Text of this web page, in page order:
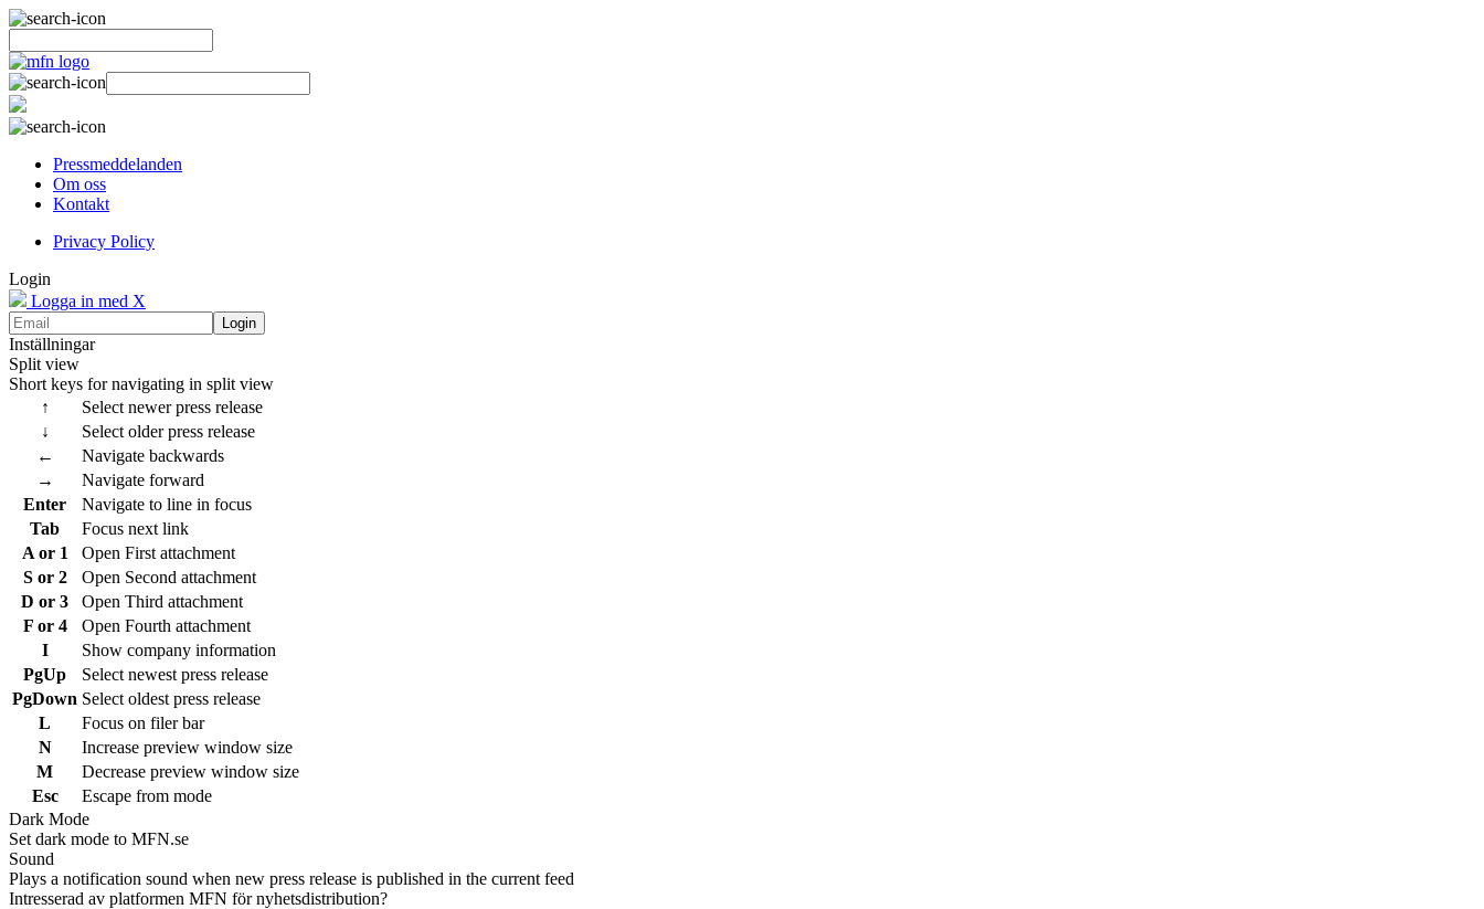
Pressmeddelanden
Om oss
Kontakt
Privacy Policy
Login
Logga in med X
Login
Inställningar
Split view
Short keys for navigating in split view
↑
Select newer press release
↓
Select older press release
←
Navigate backwards
→
Navigate forward
Enter
Navigate to line in focus
Tab
Focus next link
A or 1
Open First attachment
S or 2
Open Second attachment
D or 3
Open Third attachment
F or 4
Open Fourth attachment
I
Show company information
PgUp
Select newest press release
PgDown Select oldest press release
L
Focus on filer bar
N
Increase preview window size
M
Decrease preview window size
Esc
Escape from mode
Dark Mode
Set dark mode to MFN.se
Sound
Plays a notification sound when new press release is published in the current feed
Intresserad av platformen MFN för nyhetsdistribution?